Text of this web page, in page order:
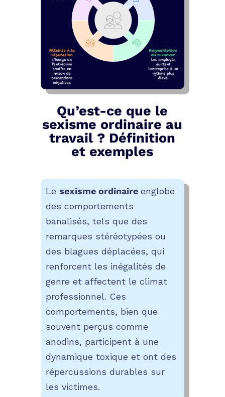
Qu’est-ce que le
sexisme ordinaire au
travail ? Définition
et exemples
Le sexisme ordinaire englobe
des comportements
banalisés, tels que des
remarques stéréotypées ou
des blagues déplacées, qui
renforcent les inégalités de
genre et affectent le climat
professionnel. Ces
comportements, bien que
souvent perçus comme
anodins, participent à une
dynamique toxique et ont des
répercussions durables sur
les victimes.